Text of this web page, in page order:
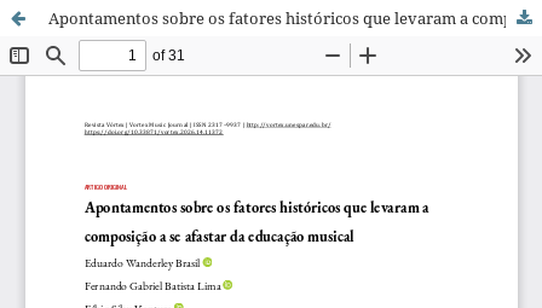
Apontamentos sobre os fatores históricos que levaram a composição a se afastar da educação musical